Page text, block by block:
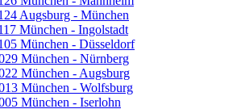
Augsburg - München
München - Ingolstadt
München - Düsseldorf
München - Nürnberg
München - Augsburg
München - Wolfsburg
München - Iserlohn